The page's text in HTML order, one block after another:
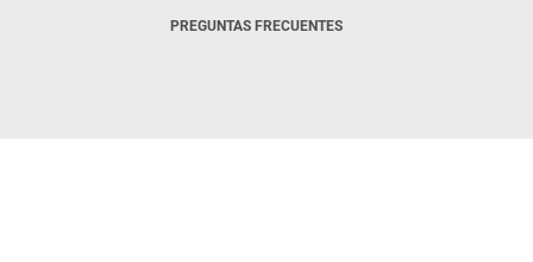
PREGUNTAS FRECUENTES